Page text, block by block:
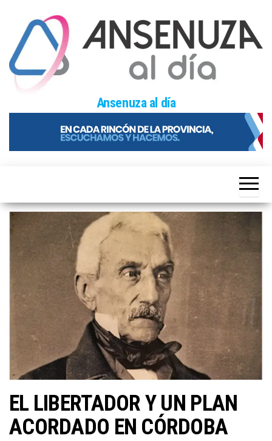
content
Ansenuza al día
EL LIBERTADOR Y UN PLAN
ACORDADO EN CÓRDOBA